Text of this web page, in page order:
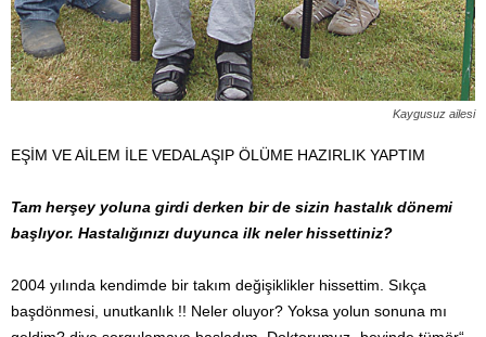
Kaygusuz ailesi
EŞİM VE AİLEM İLE VEDALAŞIP ÖLÜME HAZIRLIK YAPTIM
Tam herşey yoluna girdi derken bir de sizin hastalık dönemi
başlıyor. Hastalığınızı duyunca ilk neler hissettiniz?
2004 yılında kendimde bir takım değişiklikler hissettim. Sıkça
başdönmesi, unutkanlık !! Neler oluyor? Yoksa yolun sonuna mı